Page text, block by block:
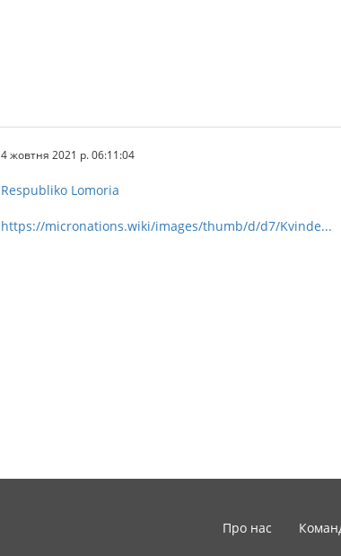
4 жовтня 2021 р. 06:11:04
Respubliko Lomoria
https://micronations.wiki/images/thumb/d/d7/Kvinde...
Про нас